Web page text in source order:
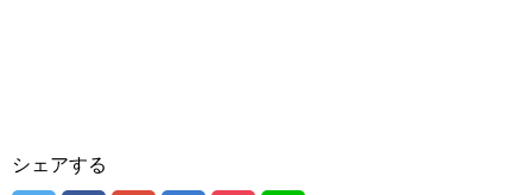
シェアする